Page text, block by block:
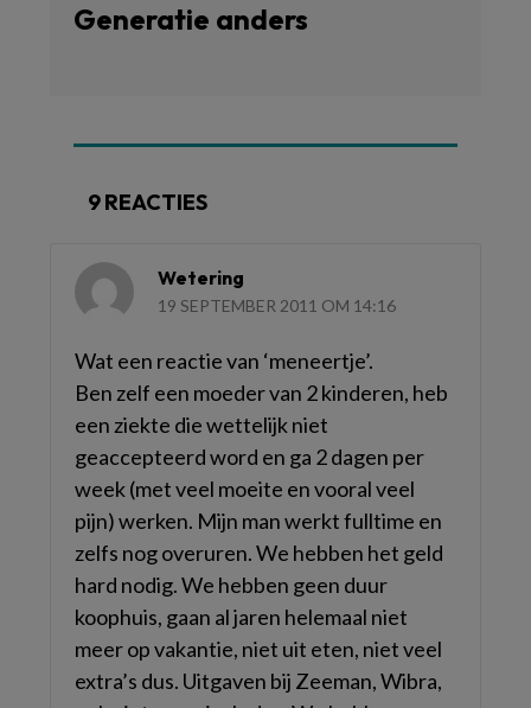
Generatie anders
9 REACTIES
Wetering
19 SEPTEMBER 2011 OM 14:16
Wat een reactie van ‘meneertje’.
Ben zelf een moeder van 2 kinderen, heb
een ziekte die wettelijk niet
geaccepteerd word en ga 2 dagen per
week (met veel moeite en vooral veel
pijn) werken. Mijn man werkt fulltime en
zelfs nog overuren. We hebben het geld
hard nodig. We hebben geen duur
koophuis, gaan al jaren helemaal niet
meer op vakantie, niet uit eten, niet veel
extra’s dus. Uitgaven bij Zeeman, Wibra,